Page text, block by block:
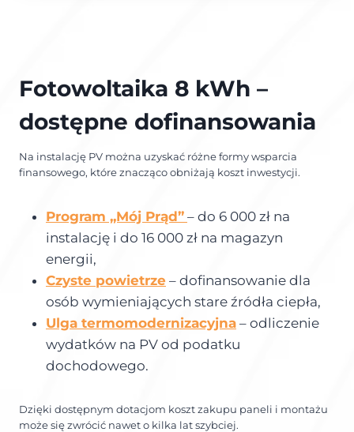
Fotowoltaika 8 kWh –
dostępne dofinansowania
Na instalację PV można uzyskać różne formy wsparcia
finansowego, które znacząco obniżają koszt inwestycji.
Program „Mój Prąd” – do 6 000 zł na
instalację i do 16 000 zł na magazyn
energii,
Czyste powietrze – dofinansowanie dla
osób wymieniających stare źródła ciepła,
Ulga termomodernizacyjna – odliczenie
wydatków na PV od podatku
dochodowego.
Dzięki dostępnym dotacjom koszt zakupu paneli i montażu
może się zwrócić nawet o kilka lat szybciej.